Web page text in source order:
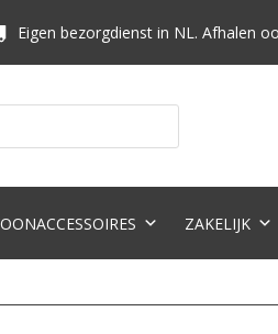
Eigen bezorgdienst in NL. Afhalen
ZAKELIJK